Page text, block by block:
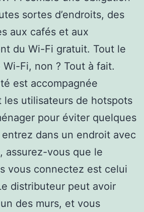
sortes d’endroits, des
aux cafés et aux
du Wi-Fi gratuit. Tout le
Fi, non ? Tout à fait.
est accompagnée
les utilisateurs de hotspots
pour éviter quelques
dans un endroit avec
assurez-vous que le
vous connectez est celui
distributeur peut avoir
des murs, et vous